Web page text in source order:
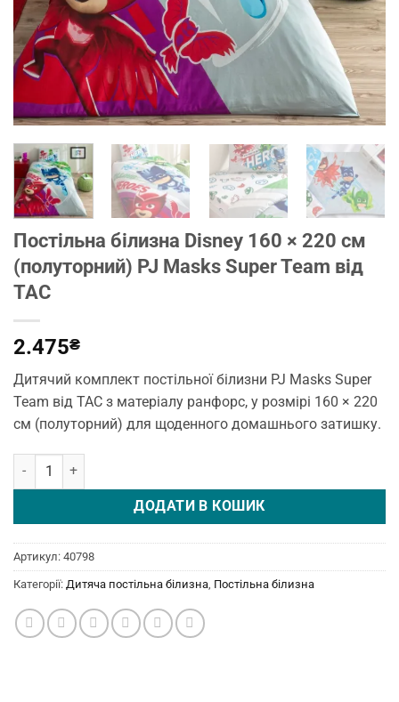
Постільна білизна Disney 160 × 220 см
(полуторний) PJ Masks Super Team від
TAC
2.475₴
Дитячий комплект постільної білизни PJ Masks Super
Team від TAC з матеріалу ранфорс, у розмірі 160 × 220
см (полуторний) для щоденного домашнього затишку.
Постільна білизна Disney 160 × 220 см (полуторний) PJ Masks
ДОДАТИ В КОШИК
Артикул: 40798
Категорії: Дитяча постільна білизна Постільна білизна